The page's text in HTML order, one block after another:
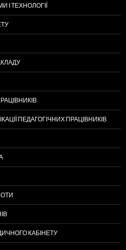
І ТЕХНОЛОГІЇ
ПЕДАГОГІЧНИХ ПРАЦІВНИКІВ
КАБІНЕТУ